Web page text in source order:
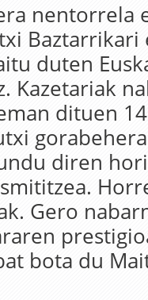
nentorrela
Baztarrikari
duten
Kazetariak
dituen
diren
Gero
bota du